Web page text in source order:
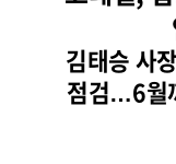
김태승 사
점검…6월